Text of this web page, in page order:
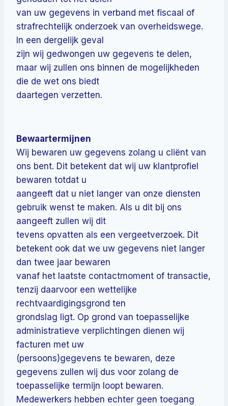
van uw gegevens in verband met fiscaal of
strafrechtelijk onderzoek van overheidswege.
In een dergelijk geval
zijn wij gedwongen uw gegevens te delen,
maar wij zullen ons binnen de mogelijkheden
die de wet ons biedt
daartegen verzetten.
Bewaartermijnen
Wij bewaren uw gegevens zolang u cliënt van
ons bent. Dit betekent dat wij uw klantprofiel
bewaren totdat u
aangeeft dat u niet langer van onze diensten
gebruik wenst te maken. Als u dit bij ons
aangeeft zullen wij dit
tevens opvatten als een vergeetverzoek. Dit
betekent ook dat we uw gegevens niet langer
dan twee jaar bewaren
vanaf het laatste contactmoment of transactie,
tenzij daarvoor een wettelijke
rechtvaardigingsgrond ten
grondslag ligt. Op grond van toepasselijke
administratieve verplichtingen dienen wij
facturen met uw
(persoons)gegevens te bewaren, deze
gegevens zullen wij dus voor zolang de
toepasselijke termijn loopt bewaren.
Medewerkers hebben echter geen toegang